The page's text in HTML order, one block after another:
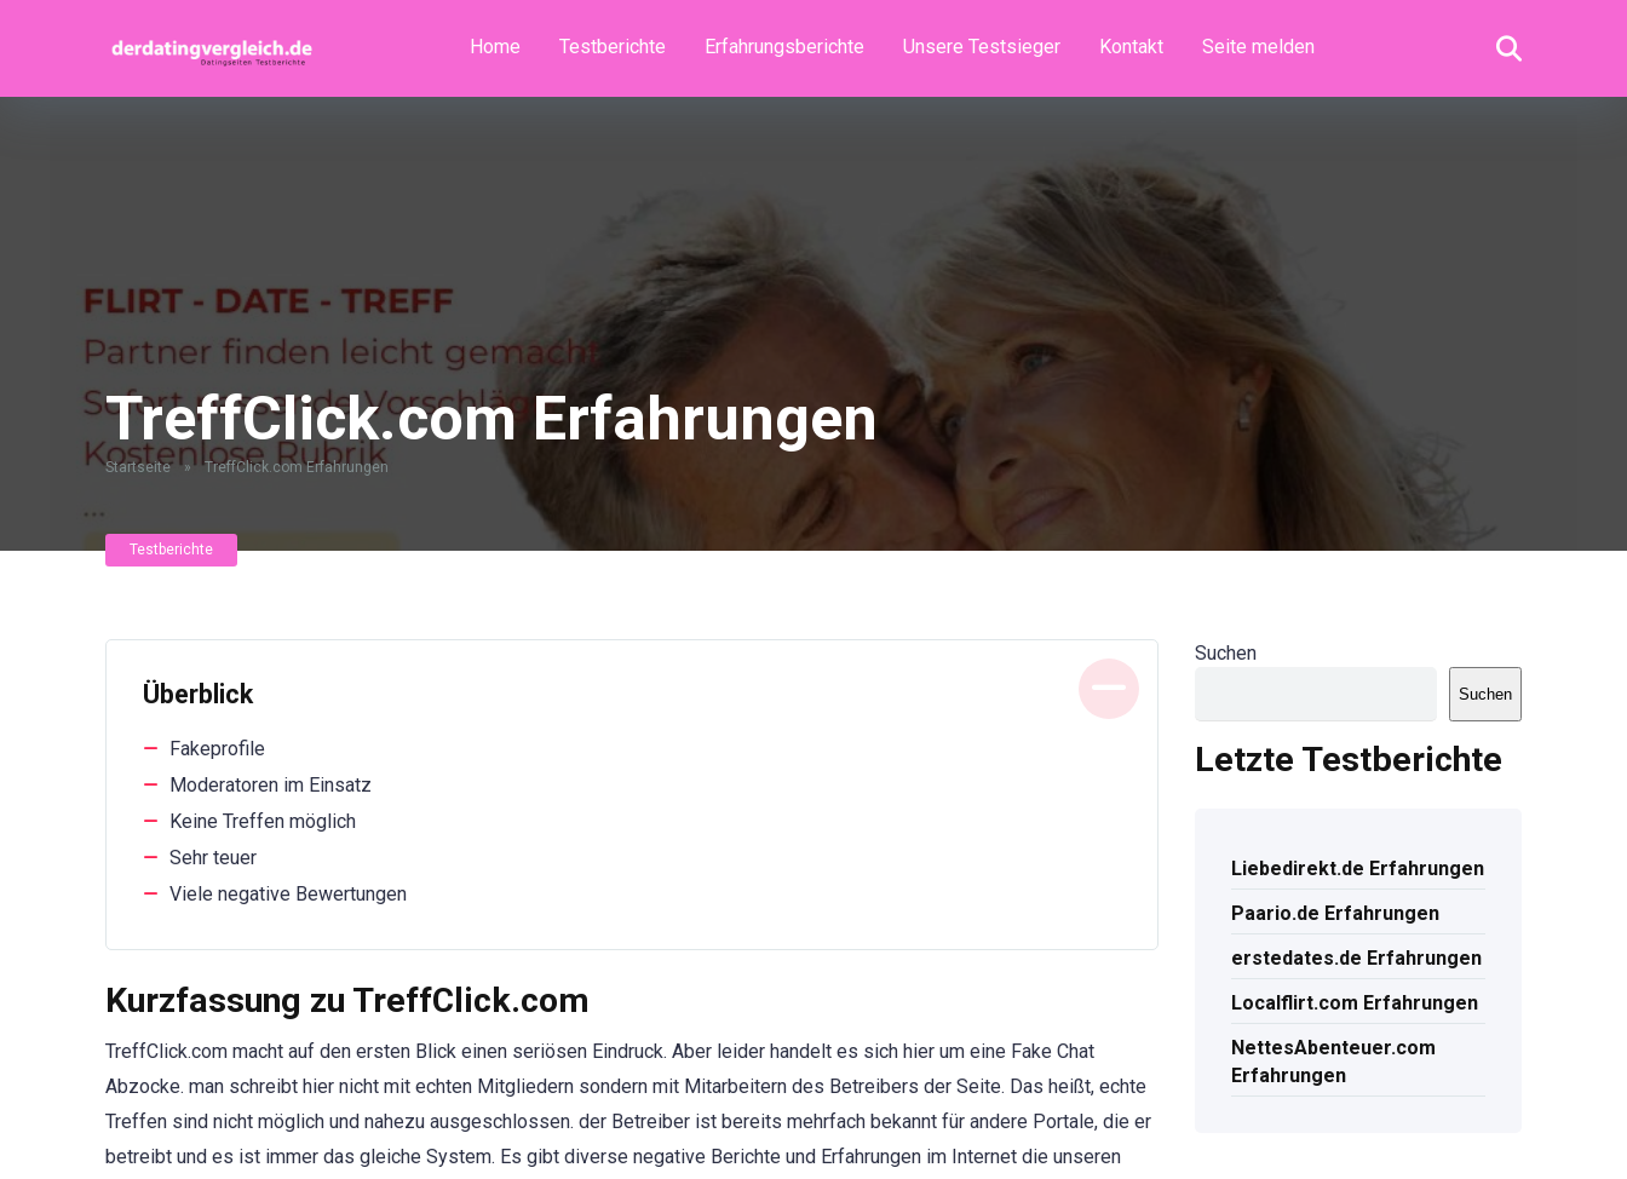
Home Testberichte Erfahrungsberichte Unsere Testsieger Kontakt Seite melden
TreffClick.com Erfahrungen
Startseite » TreffClick.com Erfahrungen
Testberichte
Überblick
Fakeprofile
Moderatoren im Einsatz
Keine Treffen möglich
Sehr teuer
Viele negative Bewertungen
Kurzfassung zu TreffClick.com
TreffClick.com macht auf den ersten Blick einen seriösen Eindruck. Aber leider handelt es sich hier um eine Fake Chat
Abzocke. man schreibt hier nicht mit echten Mitgliedern sondern mit Mitarbeitern des Betreibers der Seite. Das heißt, echte
Treffen sind nicht möglich und nahezu ausgeschlossen. der Betreiber ist bereits mehrfach bekannt für andere Portale, die er
betreibt und es ist immer das gleiche System. Es gibt diverse negative Berichte und Erfahrungen im Internet die unseren
Suchen
Suchen
Letzte Testberichte
Liebedirekt.de Erfahrungen
Paario.de Erfahrungen
erstedates.de Erfahrungen
Localflirt.com Erfahrungen
NettesAbenteuer.com
Erfahrungen